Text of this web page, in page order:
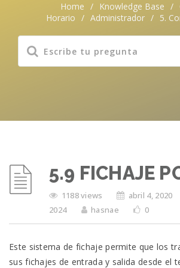
Home / Knowledge Base /
Horario / Administrador / 5.
5.9 FICHAJE
1188 views abril 4, 2020
2024
hasnae 0
Este sistema de fichaje permite que los
sus fichajes de entrada y salida desde el